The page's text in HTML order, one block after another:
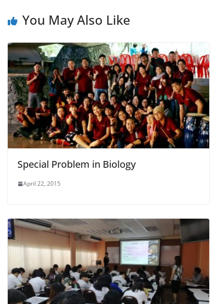
You May Also Like
Special Problem in Biology
April 22, 2015